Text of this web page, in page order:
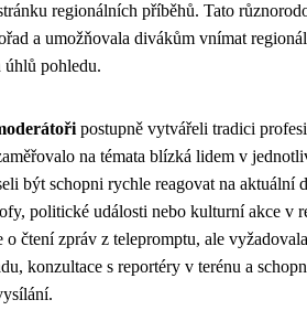
regionálních příběhů. Tato
a umožňovala divákům vnímat
úhlů pohledu.
postupně vytvářeli tradici
na témata blízká lidem v
být schopni rychle reagovat na aktuální
politické události nebo kulturní akce v
o čtení zpráv z telepromptu, ale
konzultace s reportéry v terénu a